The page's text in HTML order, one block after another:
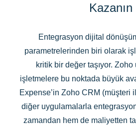
Kazanın
Entegrasyon dijital
parametrelerinden biri olarak
kritik bir değer taşıyor. Zoho
işletmelere bu noktada büyük
Expense’in Zoho CRM (müşteri
diğer uygulamalarla
zamandan hem de maliyetten